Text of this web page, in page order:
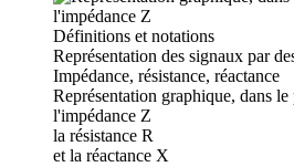
Définitions et notations
Représentation des signaux par
Impédance, résistance, réactance
Représentation graphique, dans
l'impédance Z
la résistance R
et la réactance X